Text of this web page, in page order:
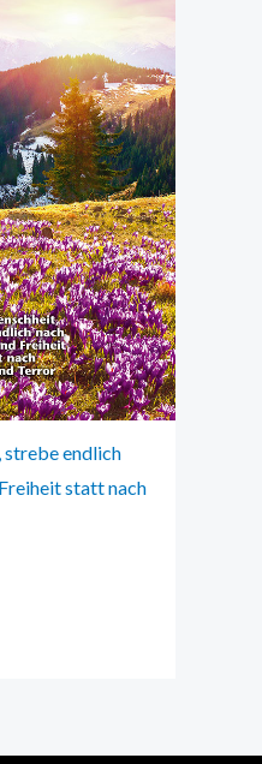
strebe endlich
statt nach